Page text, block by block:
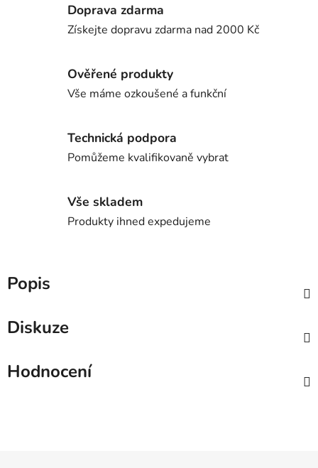
Doprava zdarma
Získejte dopravu zdarma nad 2000 Kč
Ověřené produkty
Vše máme ozkoušené a funkční
Technická podpora
Pomůžeme kvalifikovaně vybrat
Vše skladem
Produkty ihned expedujeme
Popis
Diskuze
Hodnocení